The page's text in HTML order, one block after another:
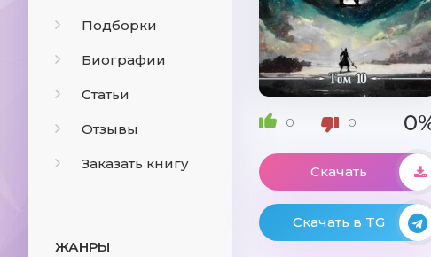
Подборки
Биографии
Статьи
Отзывы
Заказать книгу
ЖАНРЫ
0 0
Скачать
Скачать в TG